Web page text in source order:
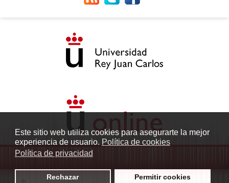
Este sitio web utiliza cookies para asegurarte la mejor
experiencia de usuario. Política de cookies
Política de privacidad
Rechazar Permitir cookies